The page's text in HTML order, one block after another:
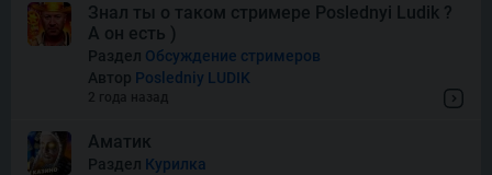
Знал ты о таком стримере Poslednyi Ludik ?
А он есть )
Раздел Обсуждение стримеров
Автор Posledniy LUDIK
2 года назад
Аматик
Раздел Курилка